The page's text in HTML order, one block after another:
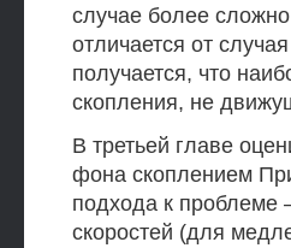
случае более
отличается от
получается, что
скопления, не
В третьей главе
фона скоплением
подхода к проблеме
скоростей (для